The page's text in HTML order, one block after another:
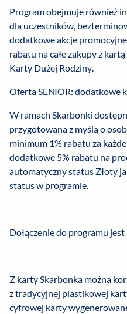
Program obejmuje również
dla uczestników,
dodatkowe akcje
rabatu na całe zakupy z
Karty Dużej Rodziny.
Oferta SENIOR: dodatkowe
W ramach Skarbonki
przygotowana z myślą o
minimum 1% rabatu za
dodatkowe 5% rabatu na
automatyczny status Złoty
status w programie.
Dołączenie do programu
Z karty Skarbonka można
z tradycyjnej plastikowej
cyfrowej karty